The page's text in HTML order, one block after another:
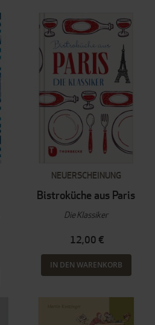
NEUERSCHEINUNG
Bistroküche aus Paris
Die Klassiker
12,00 €
IN DEN WARENKORB